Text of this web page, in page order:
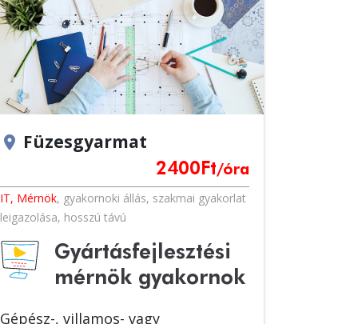
location_on Füzesgyarmat
2400 Ft/óra
IT, Mérnök, gyakornoki állás, szakmai gyakorlat
leigazolása, hosszú távú
Gyártásfejlesztési
mérnök gyakornok
Gépész-, villamos- vagy